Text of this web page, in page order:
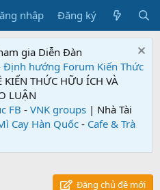
nhập Đăng ký
gia Diễn Đàn
Định hướng Forum Kiến Thức
KIẾN THỨC HỮU ÍCH VÀ
LUẬN
FB - VNK groups | Nhà Tài
Cay Hàn Quốc- Cafe & Trà
Đăng chủ đề mới